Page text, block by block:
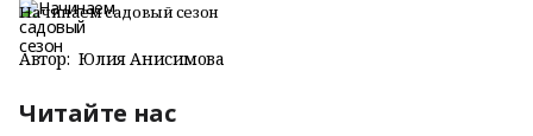
Начинаем садовый сезон
Автор: Юлия Анисимова
Читайте нас